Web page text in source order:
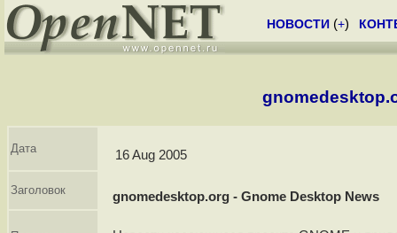
НОВОСТИ (+)
Дата 16 Aug 2005
Заголовок gnomedesktop.org - Gnome Desktop News